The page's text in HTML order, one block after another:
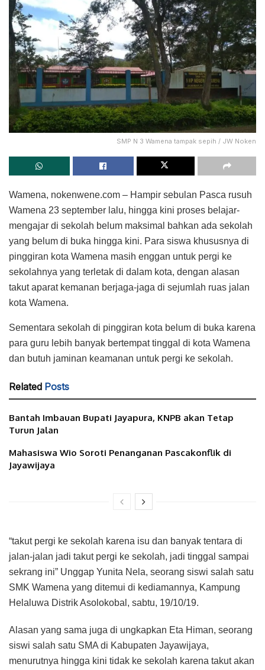
SMP N 3 Wamena tampak sepih / JW Noken
Wamena, nokenwene.com – Hampir sebulan Pasca rusuh
Wamena 23 september lalu, hingga kini proses belajar-
mengajar di sekolah belum maksimal bahkan ada sekolah
yang belum di buka hingga kini. Para siswa khususnya di
pinggiran kota Wamena masih enggan untuk pergi ke
sekolahnya yang terletak di dalam kota, dengan alasan
takut aparat kemanan berjaga-jaga di sejumlah ruas jalan
kota Wamena.
Sementara sekolah di pinggiran kota belum di buka karena
para guru lebih banyak bertempat tinggal di kota Wamena
dan butuh jaminan keamanan untuk pergi ke sekolah.
Related Posts
Bantah Imbauan Bupati Jayapura, KNPB akan Tetap
Turun Jalan
Mahasiswa Wio Soroti Penanganan Pascakonflik di
Jayawijaya
“takut pergi ke sekolah karena isu dan banyak tentara di
jalan-jalan jadi takut pergi ke sekolah, jadi tinggal sampai
sekrang ini” Unggap Yunita Nela, seorang siswi salah satu
SMK Wamena yang ditemui di kediamannya, Kampung
Helaluwa Distrik Asolokobal, sabtu, 19/10/19.
Alasan yang sama juga di ungkapkan Eta Himan, seorang
siswi salah satu SMA di Kabupaten Jayawijaya,
menurutnya hingga kini tidak ke sekolah karena takut akan